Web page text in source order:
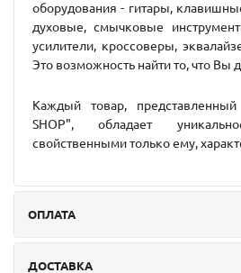
оборудования - гитары,
духовые, смычковые
усилители, кроссоверы,
Это возможность найти то, что Вы
Каждый товар,
SHOP", обладает
свойственными только ему,
ОПЛАТА
ДОСТАВКА